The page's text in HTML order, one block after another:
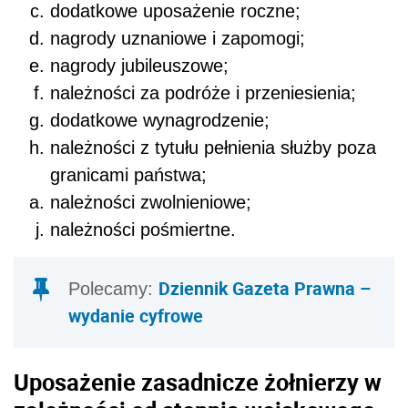
dodatkowe uposażenie roczne;
nagrody uznaniowe i zapomogi;
nagrody jubileuszowe;
należności za podróże i przeniesienia;
dodatkowe wynagrodzenie;
należności z tytułu pełnienia służby poza
granicami państwa;
należności zwolnieniowe;
należności pośmiertne.
Polecamy: Dziennik Gazeta Prawna –
wydanie cyfrowe
Uposażenie zasadnicze żołnierzy w